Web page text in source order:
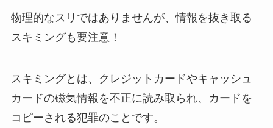
物理的なスリではありませんが、情報を抜き取る
スキミングも要注意！
スキミングとは、クレジットカードやキャッシュ
カードの磁気情報を不正に読み取られ、カードを
コピーされる犯罪のことです。